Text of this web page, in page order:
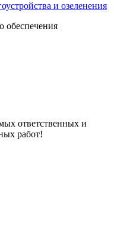
и озеленения
обеспечения
ответственных и
работ!